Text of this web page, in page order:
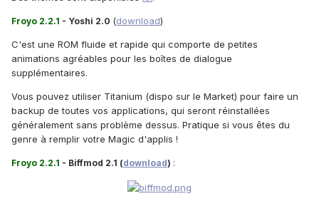
Froyo 2.2.1 - Yoshi 2.0 (download)
C'est une ROM fluide et rapide qui comporte de petites
animations agréables pour les boîtes de dialogue
supplémentaires.
Vous pouvez utiliser Titanium (dispo sur le Market) pour faire un
backup de toutes vos applications, qui seront réinstallées
généralement sans problème dessus. Pratique si vous êtes du
genre à remplir votre Magic d'applis !
Froyo 2.2.1 - Biffmod 2.1 (download) :